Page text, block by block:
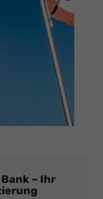
– Ihr